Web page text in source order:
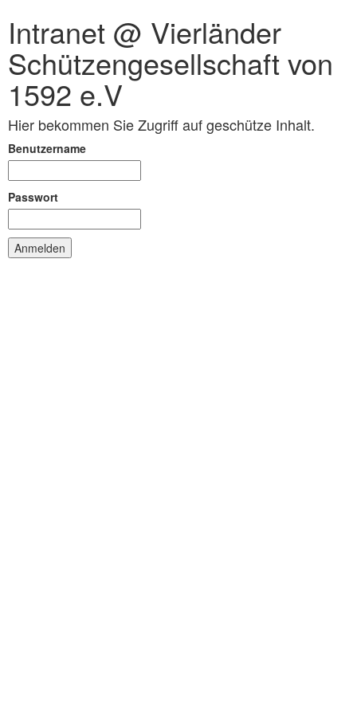
Intranet @ Vierländer
Schützengesellschaft von
1592 e.V
Hier bekommen Sie Zugriff auf geschütze Inhalt.
Benutzername
Passwort